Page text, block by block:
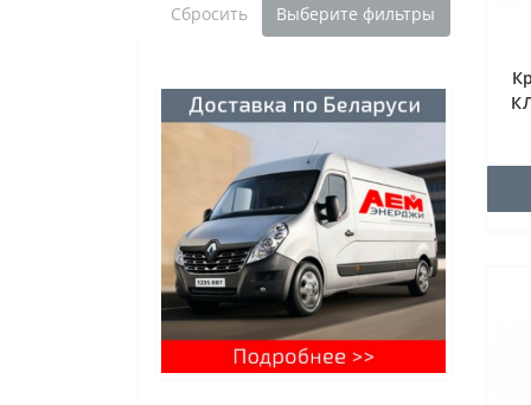
Сбросить Выберите фильтры